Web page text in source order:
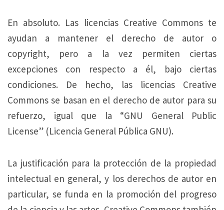
En absoluto. Las licencias Creative Commons te
ayudan a mantener el derecho de autor o
copyright, pero a la vez permiten ciertas
excepciones con respecto a él, bajo ciertas
condiciones. De hecho, las licencias Creative
Commons se basan en el derecho de autor para su
refuerzo, igual que la “GNU General Public
License” (Licencia General Pública GNU).
La justificación para la protección de la propiedad
intelectual en general, y los derechos de autor en
particular, se funda en la promoción del progreso